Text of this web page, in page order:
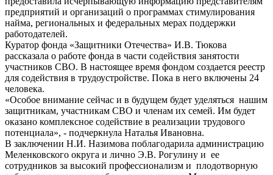
предприятий и организаций о программах стимулирования
найма, региональных и федеральных мерах поддержки
работодателей.
Куратор фонда «Защитники Отечества» И.В. Тюкова
рассказала о работе фонда в части содействия занятости
участников СВО. В настоящее время фондом создается реестр
для содействия в трудоустройстве. Пока в него включены 24
человека.
«Особое внимание сейчас и в будущем будет уделяться нашим
защитникам, участникам СВО и членам их семей. Им будет
оказано комплексное содействие в реализации трудового
потенциала», - подчеркнула Наталья Ивановна.
В заключении Н.И. Назимова поблагодарила администрацию
Меленковского округа и лично Э.В. Рогулину и ее
сотрудников за высокий профессионализм и плодотворную